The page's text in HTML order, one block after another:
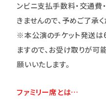
ンビニ支払手数料・交通費
きませんので、予めご了承く
※本公演のチケット発送は
ますので、お受け取りが
願いいたします。
ファミリー席とは…